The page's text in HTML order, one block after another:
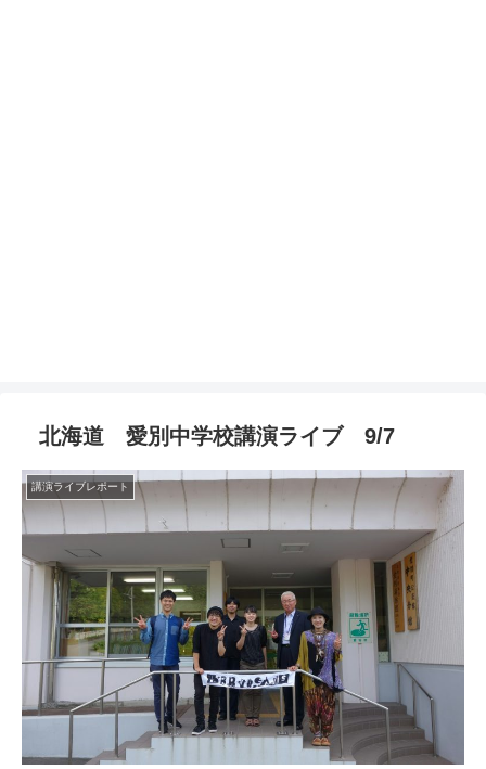
北海道 愛別中学校講演ライブ 9/7
講演ライブレポート